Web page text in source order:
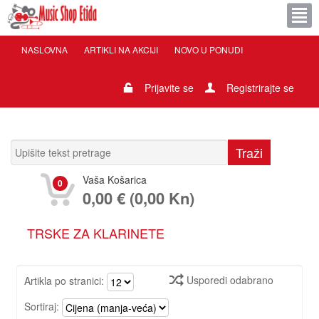
NASLOVNA ARTIKLI NA AKCIJI NOVO U PONUDI
Prijavite se Registrirajte se
0 Vaša Košarica
0,00 € (0,00 Kn)
TRSKE ZA KLARINETE
Artikla po stranici:
Sortiraj:
Usporedi odabrano